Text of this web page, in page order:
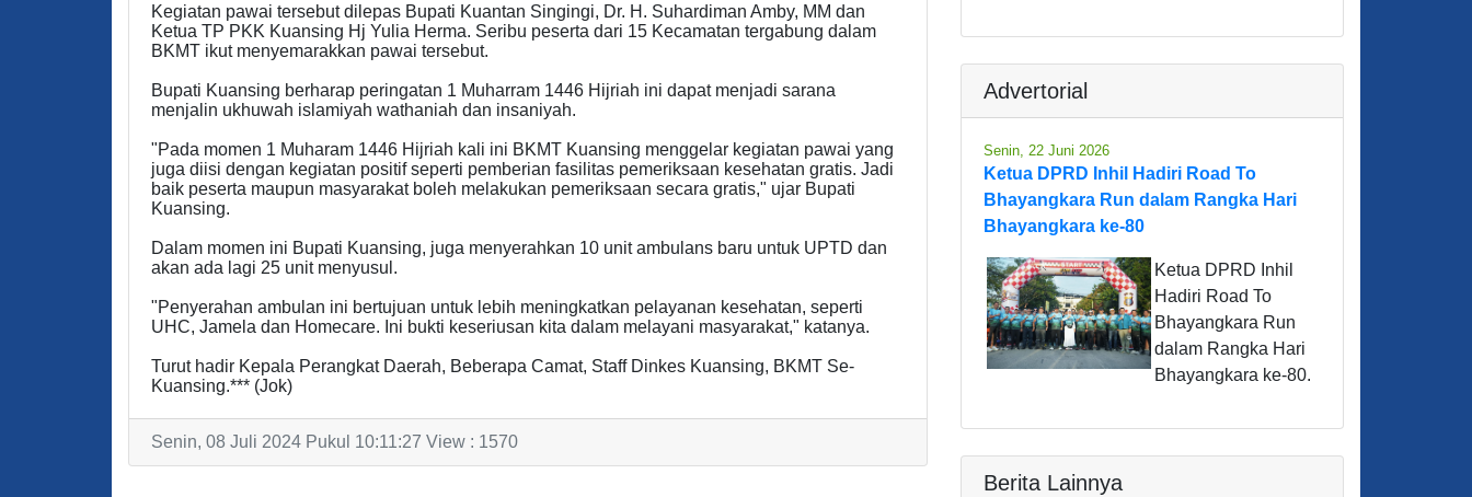
Kegiatan pawai tersebut dilepas Bupati Kuantan Singingi, Dr. H. Suhardiman Amby, MM dan
Ketua TP PKK Kuansing Hj Yulia Herma. Seribu peserta dari 15 Kecamatan tergabung dalam
BKMT ikut menyemarakkan pawai tersebut.
Bupati Kuansing berharap peringatan 1 Muharram 1446 Hijriah ini dapat menjadi sarana
menjalin ukhuwah islamiyah wathaniah dan insaniyah.
"Pada momen 1 Muharam 1446 Hijriah kali ini BKMT Kuansing menggelar kegiatan pawai yang
juga diisi dengan kegiatan positif seperti pemberian fasilitas pemeriksaan kesehatan gratis. Jadi
baik peserta maupun masyarakat boleh melakukan pemeriksaan secara gratis," ujar Bupati
Kuansing.
Dalam momen ini Bupati Kuansing, juga menyerahkan 10 unit ambulans baru untuk UPTD dan
akan ada lagi 25 unit menyusul.
"Penyerahan ambulan ini bertujuan untuk lebih meningkatkan pelayanan kesehatan, seperti
UHC, Jamela dan Homecare. Ini bukti keseriusan kita dalam melayani masyarakat," katanya.
Turut hadir Kepala Perangkat Daerah, Beberapa Camat, Staff Dinkes Kuansing, BKMT Se-
Kuansing.*** (Jok)
Senin, 08 Juli 2024 Pukul 10:11:27 View : 1570
Advertorial
Senin, 22 Juni 2026
Ketua DPRD Inhil Hadiri Road To
Bhayangkara Run dalam Rangka Hari
Bhayangkara ke-80
Ketua DPRD Inhil
Hadiri Road To
Bhayangkara Run
dalam Rangka Hari
Bhayangkara ke-80.
Berita Lainnya